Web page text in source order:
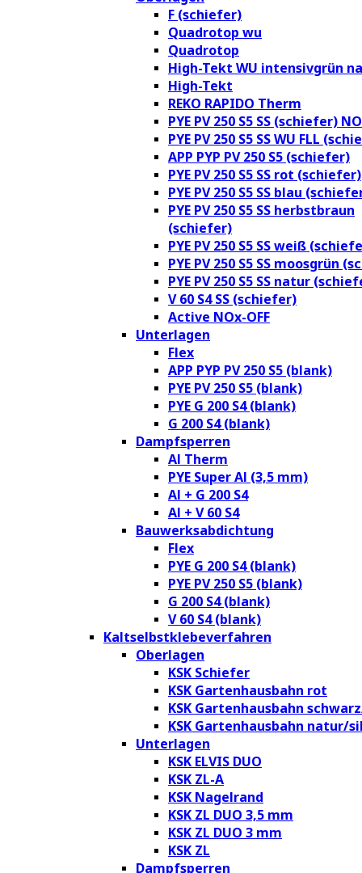
F (schiefer)
Quadrotop wu
Quadrotop
High-Tekt WU intensivgrün
High-Tekt
REKO RAPIDO Therm
PYE PV 250 S5 SS (schiefer)
PYE PV 250 S5 SS WU FLL
APP PYP PV 250 S5 (schiefer)
PYE PV 250 S5 SS rot (schiefer)
PYE PV 250 S5 SS blau
PYE PV 250 S5 SS herbstbraun
(schiefer)
PYE PV 250 S5 SS weiß
PYE PV 250 S5 SS moosgrün
PYE PV 250 S5 SS natur
V 60 S4 SS (schiefer)
Active NOx-OFF
Unterlagen
Flex
APP PYP PV 250 S5 (blank)
PYE PV 250 S5 (blank)
PYE G 200 S4 (blank)
G 200 S4 (blank)
Dampfsperren
Al Therm
PYE Super Al (3,5 mm)
Al + G 200 S4
Al + V 60 S4
Bauwerksabdichtung
Flex
PYE G 200 S4 (blank)
PYE PV 250 S5 (blank)
G 200 S4 (blank)
V 60 S4 (blank)
Kaltselbstklebeverfahren
Oberlagen
KSK Schiefer
KSK Gartenhausbahn rot
KSK Gartenhausbahn
KSK Gartenhausbahn natur/
Unterlagen
KSK ELVIS DUO
KSK ZL-A
KSK Nagelrand
KSK ZL DUO 3,5 mm
KSK ZL DUO 3 mm
KSK ZL
Dampfsperren